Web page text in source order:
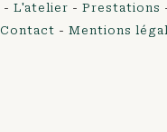
- L'atelier - Prestations
Contact - Mentions